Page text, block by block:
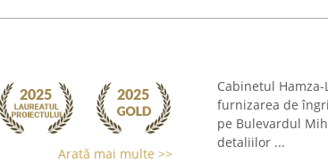
Arată mai multe >>
Cabinetul
furnizarea de
pe Bulevardul
detaliilor ...